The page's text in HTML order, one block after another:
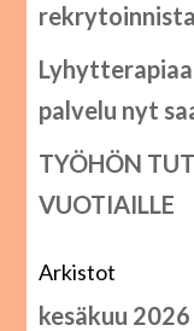
palvelu nyt
TYÖHÖN
VUOTIAILLE
Arkistot
kesäkuu 2026